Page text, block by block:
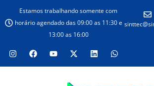
Estamos trabalhando somente com
horário agendado das 09:00 as 11:30 e
13:00 as 16:00